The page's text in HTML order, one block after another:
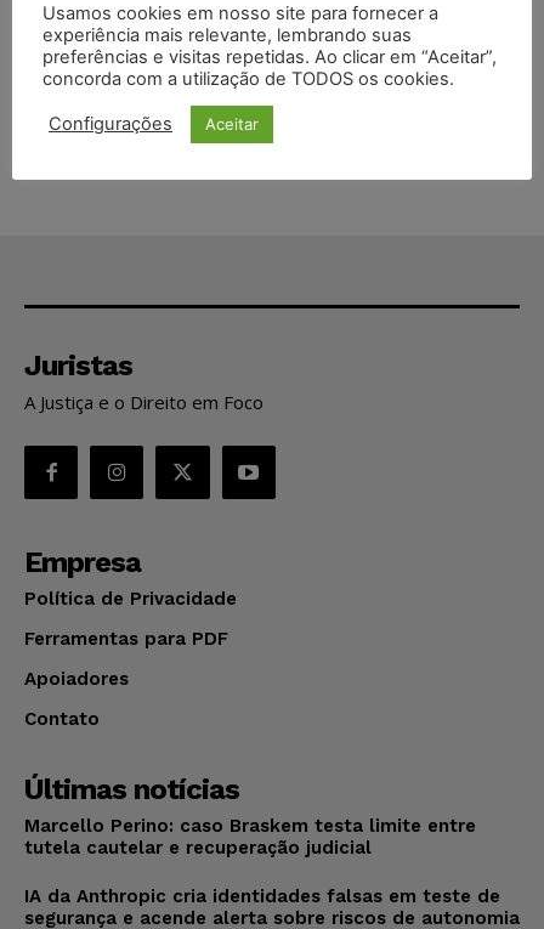
TSE reforça que sistemas das urnas eletrônicas tornam-se
invioláveis após assinatura digital e lacração
STF inicia julgamento sobre constitucionalidade da proibição
dos jogos de azar no Brasil
Juristas
A Justiça e o Direito em Foco
Empresa
Política de Privacidade
Ferramentas para PDF
Apoiadores
Contato
Últimas notícias
Marcello Perino: caso Braskem testa limite entre
tutela cautelar e recuperação judicial
IA da Anthropic cria identidades falsas em teste de
segurança e acende alerta sobre riscos de autonomia
Usamos cookies em nosso site para fornecer a
experiência mais relevante, lembrando suas
preferências e visitas repetidas. Ao clicar em “Aceitar”,
concorda com a utilização de TODOS os cookies.
Configurações Aceitar